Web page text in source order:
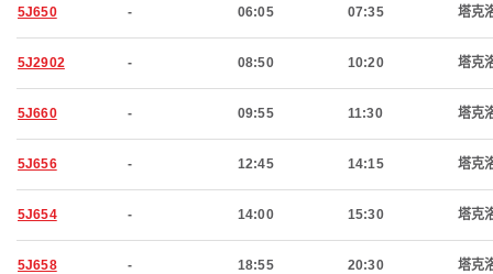
5J650 - 06:05 07:35 塔克
5J2902 - 08:50 10:20 塔克
5J660 - 09:55 11:30 塔克
5J656 - 12:45 14:15 塔克
5J654 - 14:00 15:30 塔克
5J658 - 18:55 20:30 塔克